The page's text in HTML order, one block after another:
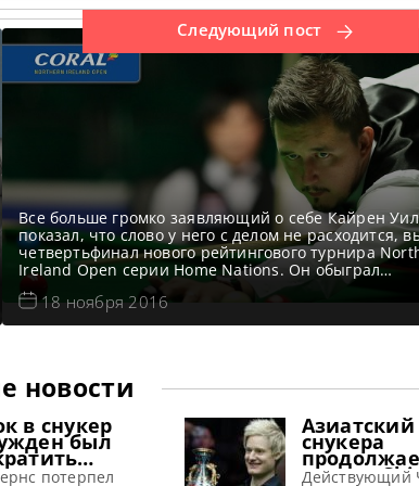
Следующий пост
Все больше громко заявляющий о себе Кайрен
показал, что слово у него с делом не расходится,
четвертьфинал нового рейтингового турнира
Ireland Open серии Home Nations. Он обыграл
пятикратного чемпиона мира Ронни О’Салливана. И
матч многие запомнят надолго. Новости Northern
Open 2016 Турнирная таблица, результаты
18 ноября 2016
новости
в снукер
был
из-за
потерпел
Азиатский
снукера
турнир
Действующий